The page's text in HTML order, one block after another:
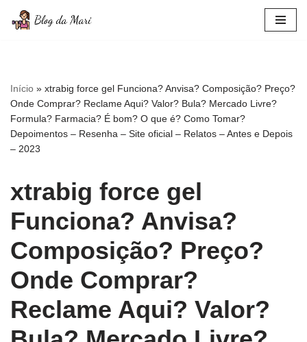
conteúdo
Início » xtrabig force gel Funciona? Anvisa? Composição? Preço?
Onde Comprar? Reclame Aqui? Valor? Bula? Mercado Livre?
Formula? Farmacia? É bom? O que é? Como Tomar?
Depoimentos – Resenha – Site oficial – Relatos – Antes e Depois
– 2023
xtrabig force gel
Funciona? Anvisa?
Composição? Preço?
Onde Comprar?
Reclame Aqui? Valor?